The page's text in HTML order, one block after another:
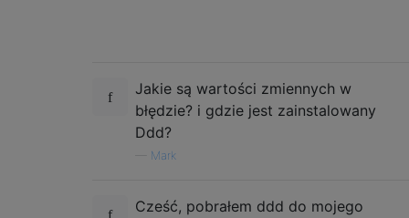
Jakie są wartości zmiennych w
błędzie? i gdzie jest zainstalowany
Ddd?
Mark
Cześć, pobrałem ddd do mojego